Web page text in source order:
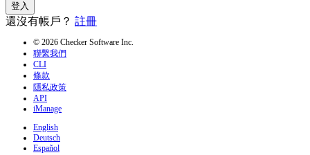
登入
還沒有帳戶？ 註冊
© 2026 Checker Software Inc.
聯繫我們
CLI
條款
隱私政策
API
iManage
English
Deutsch
Español